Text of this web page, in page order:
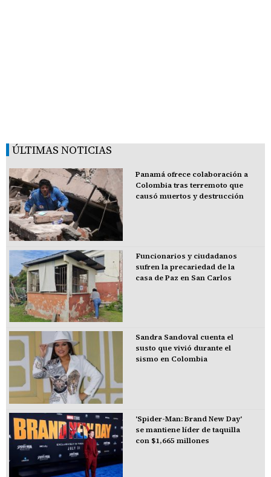
ÚLTIMAS NOTICIAS
Panamá ofrece colaboración a
Colombia tras terremoto que
causó muertos y destrucción
Funcionarios y ciudadanos
sufren la precariedad de la
casa de Paz en San Carlos
Sandra Sandoval cuenta el
susto que vivió durante el
sismo en Colombia
'Spider-Man: Brand New Day'
se mantiene líder de taquilla
con $1,665 millones